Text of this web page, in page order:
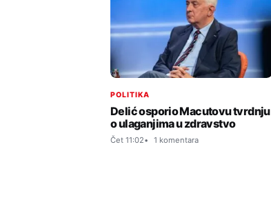
POLITIKA
Delić osporio Macutovu tvrdnju
o ulaganjima u zdravstvo
Čet 11:02 1 komentara